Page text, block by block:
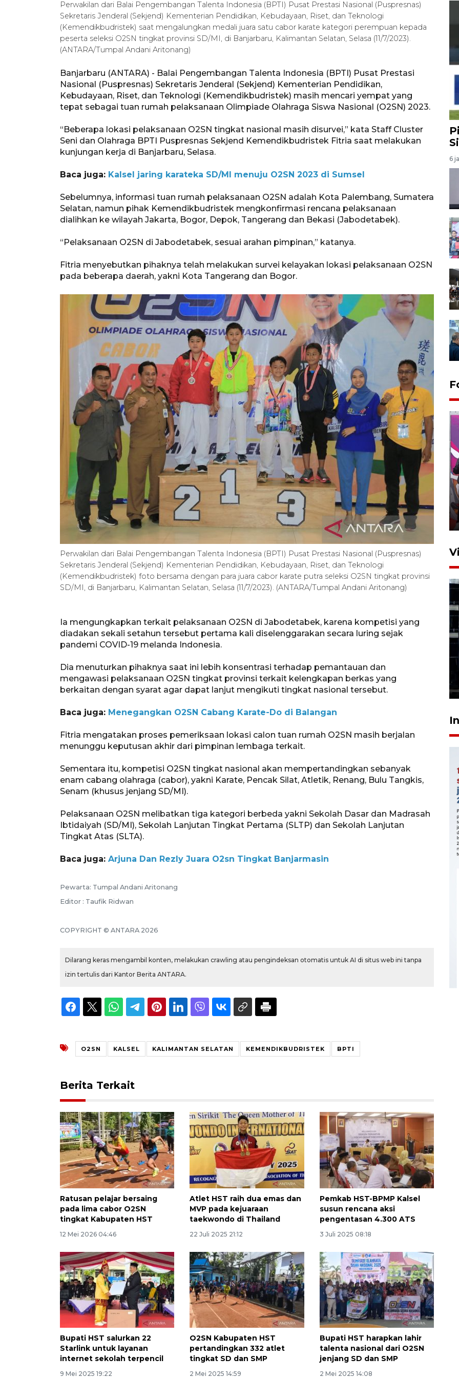
Perwakilan dari Balai Pengembangan Talenta Indonesia (BPTI) Pusat Prestasi Nasional (Puspresnas)
Sekretaris Jenderal (Sekjend) Kementerian Pendidikan, Kebudayaan, Riset, dan Teknologi
(Kemendikbudristek) saat mengalungkan medali juara satu cabor karate kategori perempuan kepada
peserta seleksi O2SN tingkat provinsi SD/MI, di Banjarbaru, Kalimantan Selatan, Selasa (11/7/2023).
(ANTARA/Tumpal Andani Aritonang)
Banjarbaru (ANTARA) - Balai Pengembangan Talenta Indonesia (BPTI) Pusat Prestasi
Nasional (Puspresnas) Sekretaris Jenderal (Sekjend) Kementerian Pendidikan,
Kebudayaan, Riset, dan Teknologi (Kemendikbudristek) masih mencari yempat yang
tepat sebagai tuan rumah pelaksanaan Olimpiade Olahraga Siswa Nasional (O2SN) 2023.
“Beberapa lokasi pelaksanaan O2SN tingkat nasional masih disurvei,” kata Staff Cluster
Seni dan Olahraga BPTI Puspresnas Sekjend Kemendikbudristek Fitria saat melakukan
kunjungan kerja di Banjarbaru, Selasa.
Baca juga: Kalsel jaring karateka SD/MI menuju O2SN 2023 di Sumsel
Sebelumnya, informasi tuan rumah pelaksanaan O2SN adalah Kota Palembang, Sumatera
Selatan, namun pihak Kemendikbudristek mengkonfirmasi rencana pelaksanaan
dialihkan ke wilayah Jakarta, Bogor, Depok, Tangerang dan Bekasi (Jabodetabek).
“Pelaksanaan O2SN di Jabodetabek, sesuai arahan pimpinan,” katanya.
Fitria menyebutkan pihaknya telah melakukan survei kelayakan lokasi pelaksanaan O2SN
pada beberapa daerah, yakni Kota Tangerang dan Bogor.
Perwakilan dari Balai Pengembangan Talenta Indonesia (BPTI) Pusat Prestasi Nasional (Puspresnas)
Sekretaris Jenderal (Sekjend) Kementerian Pendidikan, Kebudayaan, Riset, dan Teknologi
(Kemendikbudristek) foto bersama dengan para juara cabor karate putra seleksi O2SN tingkat provinsi
SD/MI, di Banjarbaru, Kalimantan Selatan, Selasa (11/7/2023). (ANTARA/Tumpal Andani Aritonang)
Ia mengungkapkan terkait pelaksanaan O2SN di Jabodetabek, karena kompetisi yang
diadakan sekali setahun tersebut pertama kali diselenggarakan secara luring sejak
pandemi COVID-19 melanda Indonesia.
Dia menuturkan pihaknya saat ini lebih konsentrasi terhadap pemantauan dan
mengawasi pelaksanaan O2SN tingkat provinsi terkait kelengkapan berkas yang
berkaitan dengan syarat agar dapat lanjut mengikuti tingkat nasional tersebut.
Baca juga: Menegangkan O2SN Cabang Karate-Do di Balangan
Fitria mengatakan proses pemeriksaan lokasi calon tuan rumah O2SN masih berjalan
menunggu keputusan akhir dari pimpinan lembaga terkait.
Sementara itu, kompetisi O2SN tingkat nasional akan mempertandingkan sebanyak
enam cabang olahraga (cabor), yakni Karate, Pencak Silat, Atletik, Renang, Bulu Tangkis,
Senam (khusus jenjang SD/MI).
Pelaksanaan O2SN melibatkan tiga kategori berbeda yakni Sekolah Dasar dan Madrasah
Ibtidaiyah (SD/MI), Sekolah Lanjutan Tingkat Pertama (SLTP) dan Sekolah Lanjutan
Tingkat Atas (SLTA).
Baca juga: Arjuna Dan Rezly Juara O2sn Tingkat Banjarmasin
Pewarta: Tumpal Andani Aritonang
Editor : Taufik Ridwan
COPYRIGHT © ANTARA 2026
Dilarang keras mengambil konten, melakukan crawling atau pengindeksan otomatis untuk AI di situs web ini tanpa
izin tertulis dari Kantor Berita ANTARA.
O2SN KALSEL KALIMANTAN SELATAN KEMENDIKBUDRISTEK BPTI
Berita Terkait
Ratusan pelajar bersaing
pada lima cabor O2SN
tingkat Kabupaten HST
12 Mei 2026 04:46
Atlet HST raih dua emas dan
MVP pada kejuaraan
taekwondo di Thailand
22 Juli 2025 21:12
Pemkab HST-BPMP Kalsel
susun rencana aksi
pengentasan 4.300 ATS
3 Juli 2025 08:18
Bupati HST salurkan 22
Starlink untuk layanan
internet sekolah terpencil
9 Mei 2025 19:22
O2SN Kabupaten HST
pertandingkan 332 atlet
tingkat SD dan SMP
2 Mei 2025 14:59
Bupati HST harapkan lahir
talenta nasional dari O2SN
jenjang SD dan SMP
2 Mei 2025 14:08
6
Ketua DPRD Syahrial hadiri
pembukaan Turnamen Sepak
Bola Usia Dini
23 Juli 2026 21:36
Feature - Kalsel Merangkul
Bagian 1
30 Juli 2026 17:51
tumbuh 5,29 persen